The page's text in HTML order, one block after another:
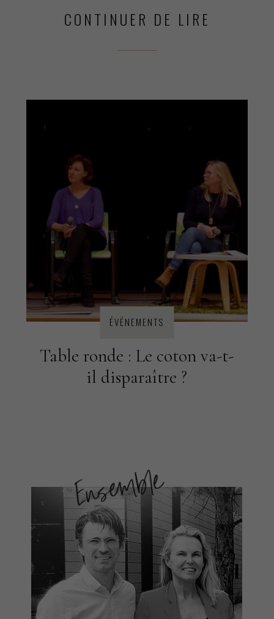
CONTINUER DE LIRE
ÉVÉNEMENTS
Table ronde : Le coton va-t-
il disparaître ?